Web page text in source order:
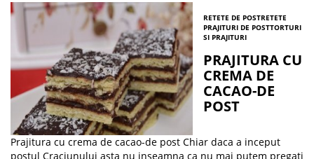
RETETE DE POSTRETETE
PRAJITURI DE POSTTORTURI
SI PRAJITURI
PRAJITURA CU
CREMA DE
CACAO-DE
POST
Prajitura cu crema de cacao-de post Chiar daca a inceput
postul Craciunului asta nu inseamna ca nu mai putem pregati